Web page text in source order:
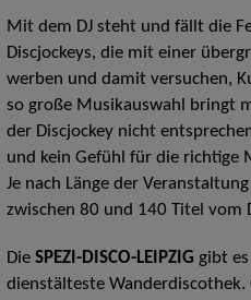
Mit dem DJ steht und fällt die
Discjockeys, die mit einer
werben und damit versuchen,
so große Musikauswahl bringt
der Discjockey nicht
und kein Gefühl für die richtige
Je nach Länge der
zwischen 80 und 140 Titel vom
Die SPEZI-DISCO-LEIPZIG gibt
dienstälteste Wanderdiscothek.